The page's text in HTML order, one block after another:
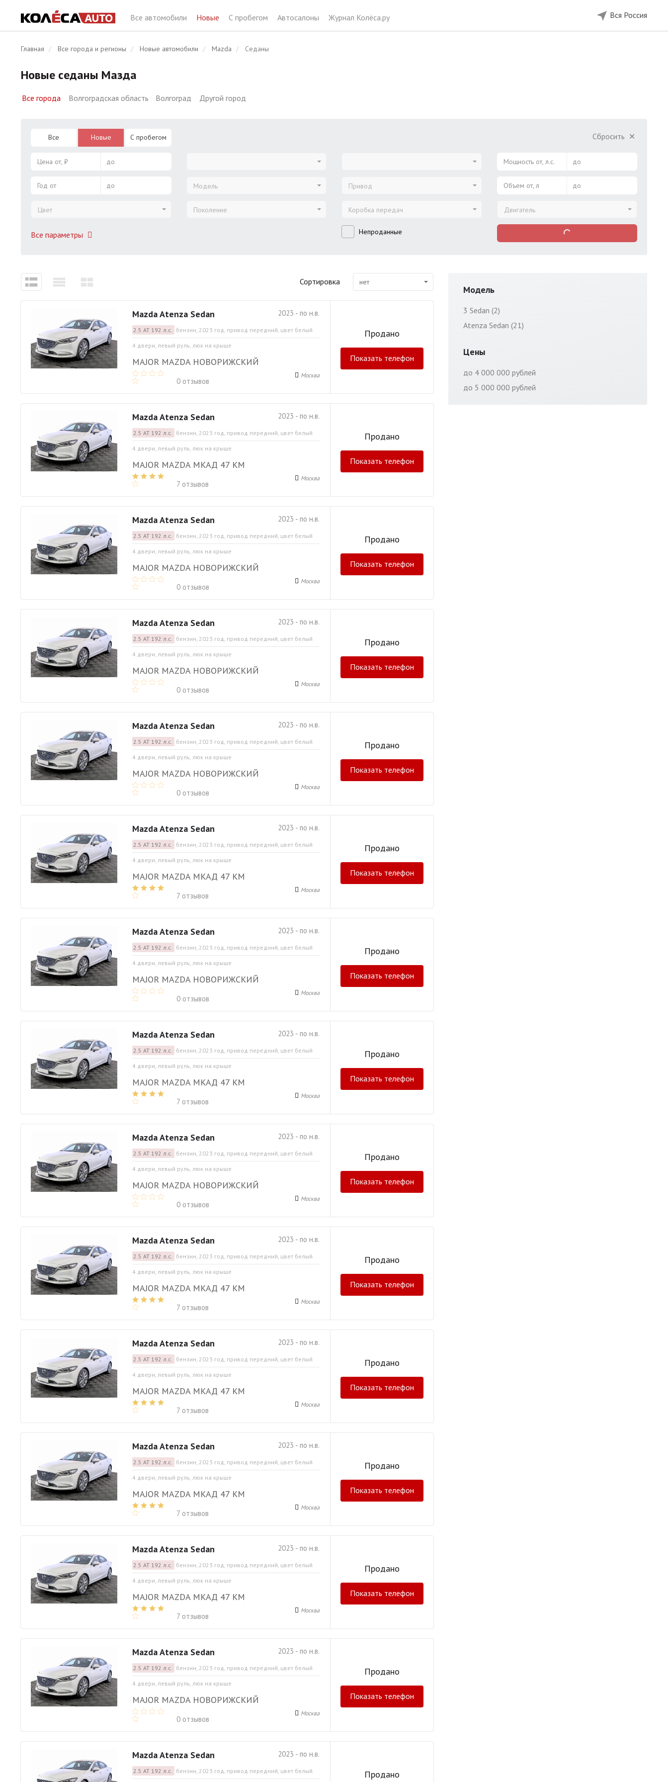
Все автомобили Новые С пробегом Автосалоны Журнал Колёса.ру Вся Россия
Главная Все города и регионы Новые автомобили Mazda Седаны
Новые седаны Мазда
Все города Волгоградская область Волгоград Другой город
Все Новые С пробегом
Цена от, ₽ до
Год от до
Цвет
Все параметры
Модель
Поколение
Привод
Коробка передач
Непроданные
Сбросить ✕
Мощность от, л.с. до
Объем от, л до
Двигатель
Сортировка нет
2023 - по н.в.
Mazda Atenza Sedan
2.5 АТ 192 л.с. бензин, 2023 год, привод передний, цвет белый
4 двери, левый руль, люк на крыше
MAJOR MAZDA НОВОРИЖСКИЙ
0 отзывов
Москва
Продано
Показать телефон
2023 - по н.в.
Mazda Atenza Sedan
2.5 АТ 192 л.с. бензин, 2023 год, привод передний, цвет белый
4 двери, левый руль, люк на крыше
MAJOR MAZDA МКАД 47 КМ
7 отзывов
Москва
Продано
Показать телефон
2023 - по н.в.
Mazda Atenza Sedan
2.5 АТ 192 л.с. бензин, 2023 год, привод передний, цвет белый
4 двери, левый руль, люк на крыше
MAJOR MAZDA НОВОРИЖСКИЙ
0 отзывов
Москва
Продано
Показать телефон
2023 - по н.в.
Mazda Atenza Sedan
2.5 АТ 192 л.с. бензин, 2023 год, привод передний, цвет белый
4 двери, левый руль, люк на крыше
MAJOR MAZDA НОВОРИЖСКИЙ
0 отзывов
Москва
Продано
Показать телефон
2023 - по н.в.
Mazda Atenza Sedan
2.5 АТ 192 л.с. бензин, 2023 год, привод передний, цвет белый
4 двери, левый руль, люк на крыше
MAJOR MAZDA НОВОРИЖСКИЙ
0 отзывов
Москва
Продано
Показать телефон
2023 - по н.в.
Mazda Atenza Sedan
2.5 АТ 192 л.с. бензин, 2023 год, привод передний, цвет белый
4 двери, левый руль, люк на крыше
MAJOR MAZDA МКАД 47 КМ
7 отзывов
Москва
Продано
Показать телефон
2023 - по н.в.
Mazda Atenza Sedan
2.5 АТ 192 л.с. бензин, 2023 год, привод передний, цвет белый
4 двери, левый руль, люк на крыше
MAJOR MAZDA НОВОРИЖСКИЙ
0 отзывов
Москва
Продано
Показать телефон
2023 - по н.в.
Mazda Atenza Sedan
2.5 АТ 192 л.с. бензин, 2023 год, привод передний, цвет белый
4 двери, левый руль, люк на крыше
MAJOR MAZDA МКАД 47 КМ
7 отзывов
Москва
Продано
Показать телефон
2023 - по н.в.
Mazda Atenza Sedan
2.5 АТ 192 л.с. бензин, 2023 год, привод передний, цвет белый
4 двери, левый руль, люк на крыше
MAJOR MAZDA НОВОРИЖСКИЙ
0 отзывов
Москва
Продано
Показать телефон
2023 - по н.в.
Mazda Atenza Sedan
2.5 АТ 192 л.с. бензин, 2023 год, привод передний, цвет белый
4 двери, левый руль, люк на крыше
MAJOR MAZDA МКАД 47 КМ
7 отзывов
Москва
Продано
Показать телефон
2023 - по н.в.
Mazda Atenza Sedan
2.5 АТ 192 л.с. бензин, 2023 год, привод передний, цвет белый
4 двери, левый руль, люк на крыше
MAJOR MAZDA МКАД 47 КМ
7 отзывов
Москва
Продано
Показать телефон
2023 - по н.в.
Mazda Atenza Sedan
2.5 АТ 192 л.с. бензин, 2023 год, привод передний, цвет белый
4 двери, левый руль, люк на крыше
MAJOR MAZDA МКАД 47 КМ
7 отзывов
Москва
Продано
Показать телефон
2023 - по н.в.
Mazda Atenza Sedan
2.5 АТ 192 л.с. бензин, 2023 год, привод передний, цвет белый
4 двери, левый руль, люк на крыше
MAJOR MAZDA МКАД 47 КМ
7 отзывов
Москва
Продано
Показать телефон
2023 - по н.в.
Mazda Atenza Sedan
2.5 АТ 192 л.с. бензин, 2023 год, привод передний, цвет белый
4 двери, левый руль, люк на крыше
MAJOR MAZDA НОВОРИЖСКИЙ
0 отзывов
Москва
Продано
Показать телефон
2023 - по н.в.
Mazda Atenza Sedan
2.5 АТ 192 л.с. бензин, 2023 год, привод передний, цвет белый Продано
Модель
3 Sedan (2)
Atenza Sedan (21)
Цены
до 4 000 000 рублей
до 5 000 000 рублей